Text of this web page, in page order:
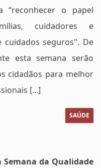
“reconhecer o papel
cuidadores e
seguros". De
esta semana serão
cidadãos para melhor
[...]
SAÚDE
da Qualidade